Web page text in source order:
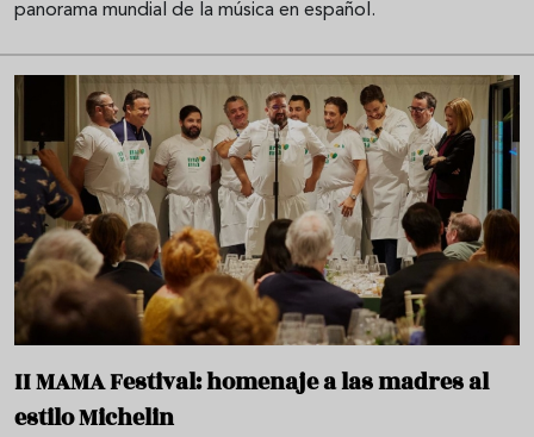
panorama mundial de la música en español.
II MAMA Festival: homenaje a las madres al
estilo Michelin